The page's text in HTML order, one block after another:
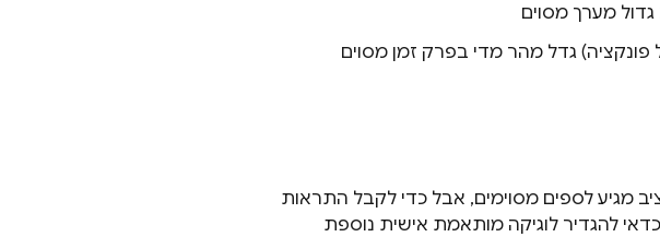
גדל מהר מדי בפרק זמן מסוים
מגיע לספים מסוימים, אבל כדי לקבל התראות
להגדיר לוגיקה מותאמת אישית נוספת